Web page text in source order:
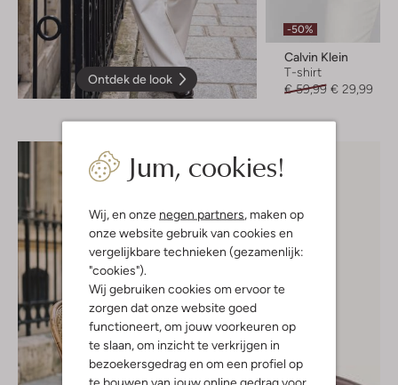
Jum, cookies!
Wij, en onze negen partners, maken op
onze website gebruik van cookies en
vergelijkbare technieken (gezamenlijk:
"cookies").
Wij gebruiken cookies om ervoor te
zorgen dat onze website goed
functioneert, om jouw voorkeuren op
te slaan, om inzicht te verkrijgen in
bezoekersgedrag en om een profiel op
te bouwen van jouw online gedrag voor
Ontdek de look
-50%
Calvin Klein
T-shirt
€ 59,99 € 29,99